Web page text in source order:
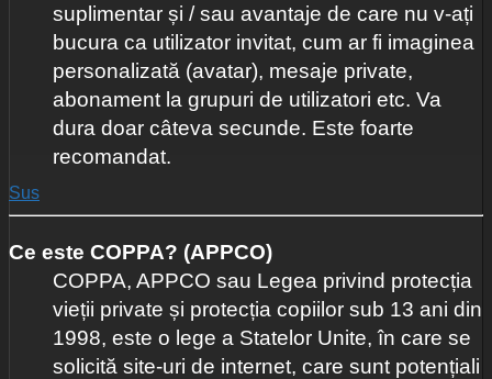
suplimentar și / sau avantaje de care nu v-ați
bucura ca utilizator invitat, cum ar fi imaginea
personalizată (avatar), mesaje private,
abonament la grupuri de utilizatori etc. Va
dura doar câteva secunde. Este foarte
recomandat.
Sus
Ce este COPPA? (APPCO)
COPPA, APPCO sau Legea privind protecția
vieții private și protecția copiilor sub 13 ani din
1998, este o lege a Statelor Unite, în care se
solicită site-uri de internet, care sunt potențiali